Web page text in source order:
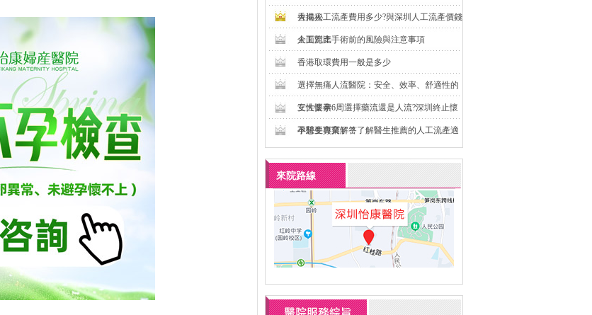
大揭秘
香港人工流產費用多少?與深圳人工流產價錢
全面對比
人工流產手術前的風險與注意事項
香港取環費用一般是多少
選擇無痛人流醫院：安全、效率、舒適性的
三大要素
女性懷孕6周選擇藥流還是人流?深圳終止懷
孕醫生專業解答
不想要寶寶了？了解醫生推薦的人工流產適
來院路線